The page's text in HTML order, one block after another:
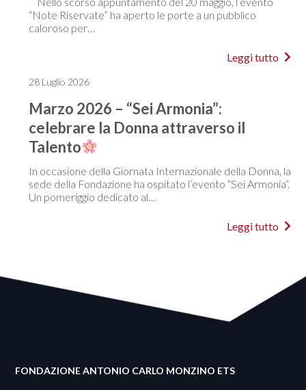
“Note Riservate” ha aperto le porte a un pubblico
caloroso per…
Leggi tutto
28 Luglio 2026
Marzo 2026 – “Sei Armonia”:
celebrare la Donna attraverso il
Talento
In occasione della Giornata Internazionale della Donna, la
sede della Fondazione ha ospitato l’evento “Sei Armonia“.
Un pomeriggio dedicato al…
Leggi tutto
FONDAZIONE ANTONIO CARLO MONZINO ETS